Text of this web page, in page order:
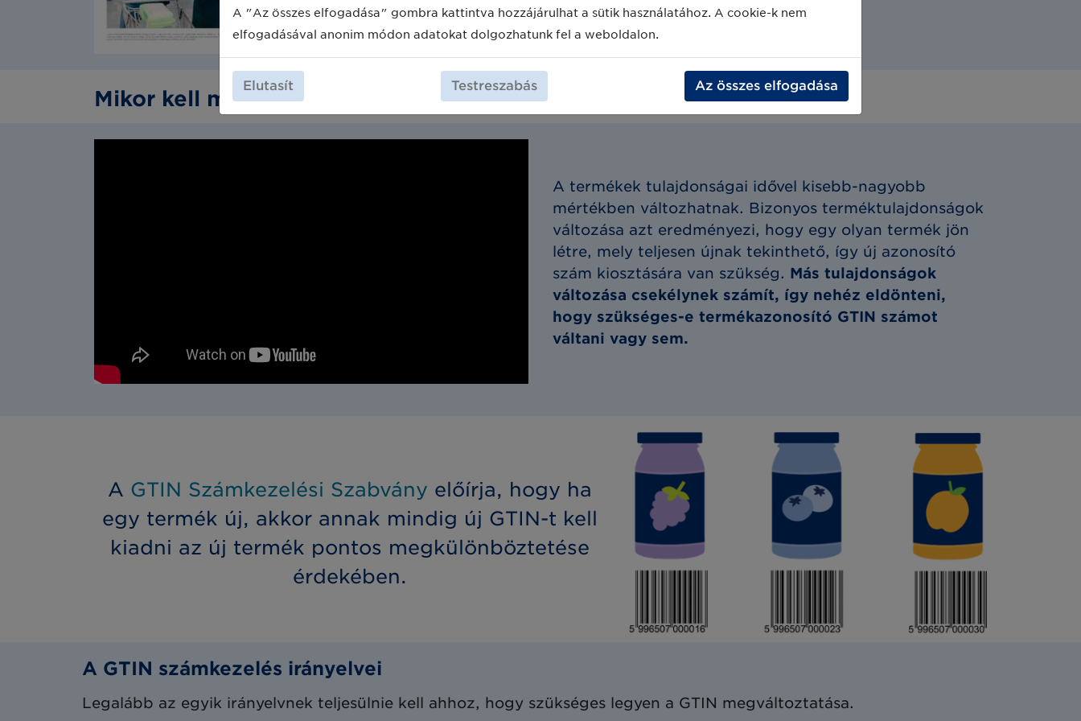
Mikor kell megváltoztatnom a termékem GTIN azonosítóját?
A termékek tulajdonságai idővel kisebb-nagyobb
mértékben változhatnak. Bizonyos terméktulajdonságok
változása azt eredményezi, hogy egy olyan termék jön
létre, mely teljesen újnak tekinthető, így új azonosító
szám kiosztására van szükség. Más tulajdonságok
változása csekélynek számít, így nehéz eldönteni,
hogy szükséges-e termékazonosító GTIN számot
váltani vagy sem.
A GTIN Számkezelési Szabvány előírja, hogy ha
egy termék új, akkor annak mindig új GTIN-t kell
kiadni az új termék pontos megkülönböztetése
érdekében.
A GTIN számkezelés irányelvei
Legalább az egyik irányelvnek teljesülnie kell ahhoz, hogy szükséges legyen a GTIN megváltoztatása.
A "Az összes elfogadása" gombra kattintva hozzájárulhat a sütik használatához. A cookie-k nem
elfogadásával anonim módon adatokat dolgozhatunk fel a weboldalon.
Elutasít Testreszabás Az összes elfogadása